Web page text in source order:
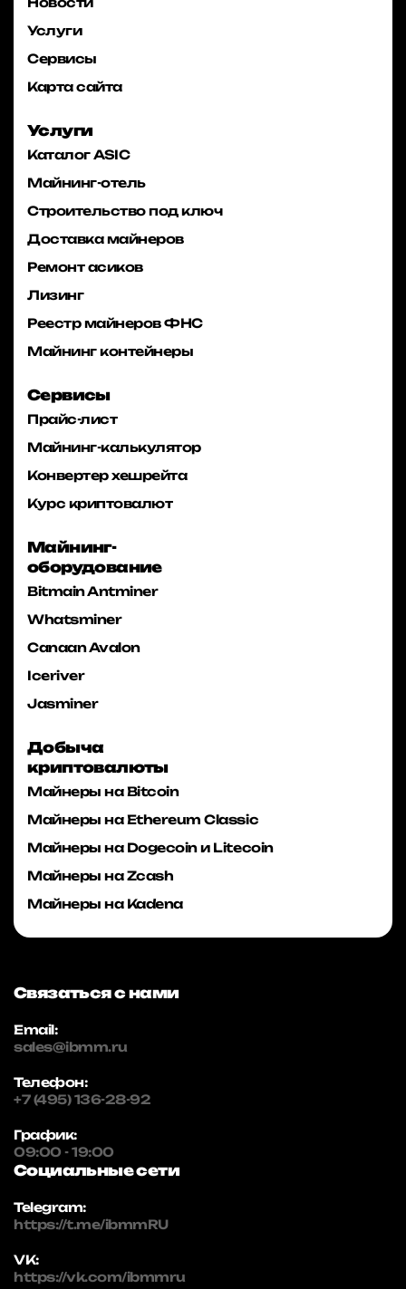
Услуги
Сервисы
Карта сайта
Услуги
Каталог ASIC
Майнинг-отель
Строительство под ключ
Доставка майнеров
Ремонт асиков
Лизинг
Реестр майнеров ФНС
Майнинг контейнеры
Сервисы
Прайс-лист
Майнинг-калькулятор
Конвертер хешрейта
Курс криптовалют
Майнинг-
оборудование
Bitmain Antminer
Whatsminer
Canaan Avalon
Iceriver
Jasminer
Добыча
криптовалюты
Майнеры на Bitcoin
Майнеры на Ethereum Classic
Майнеры на Dogecoin и Litecoin
Майнеры на Zcash
Майнеры на Kadena
Связаться с нами
Email:
sales@ibmm.ru
Телефон:
+7 (495) 136-28-92
График:
09:00 - 19:00
Социальные сети
Telegram:
https://t.me/ibmmRU
VK:
https://vk.com/ibmmru